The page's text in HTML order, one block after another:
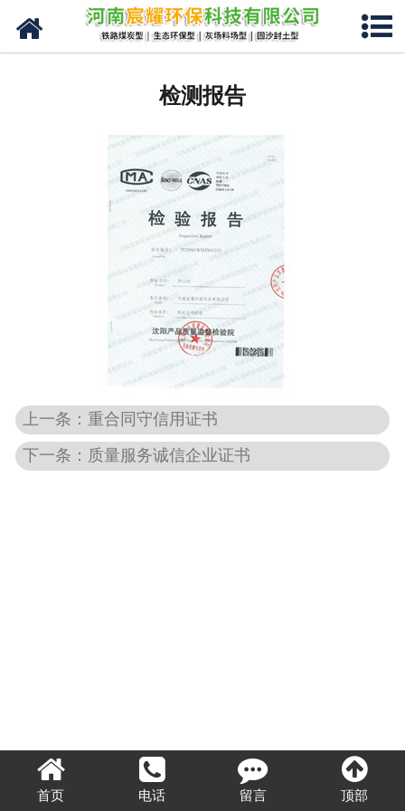
网站首页
新闻中心
现场视频
资质荣誉
联系我们
检测报告
上一条：重合同守信用证书
下一条：质量服务诚信企业证书
首页 电话 留言 顶部